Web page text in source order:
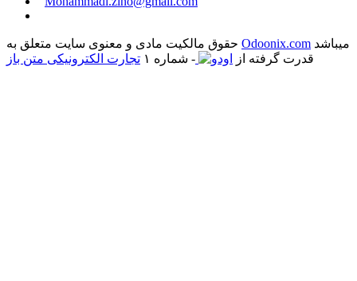
Odoonix.com میباشد
قدرت گرفته از
- شماره ۱ تجارت الکترونیکی متن باز